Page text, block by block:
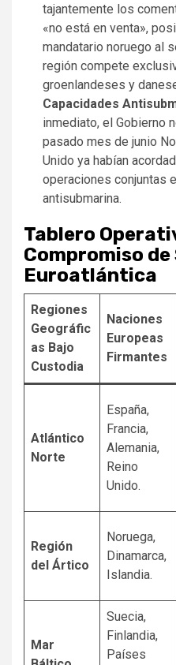
tajantemente los
«no está en venta»,
mandatario noruego al
región compete
groenlandeses y
Capacidades
inmediato, el Gobierno
pasado mes de junio
Unido ya habían
operaciones conjuntas
antisubmarina.
Tablero
Compromiso
Euroatlántica
Regiones
Geográfic
as Bajo
Custodia
Naciones
Europeas
Firmantes
Atlántico
Norte
España,
Francia,
Alemania,
Reino
Unido.
Región
del Ártico
Noruega,
Dinamarca,
Islandia.
Mar
Suecia,
Finlandia,
Países